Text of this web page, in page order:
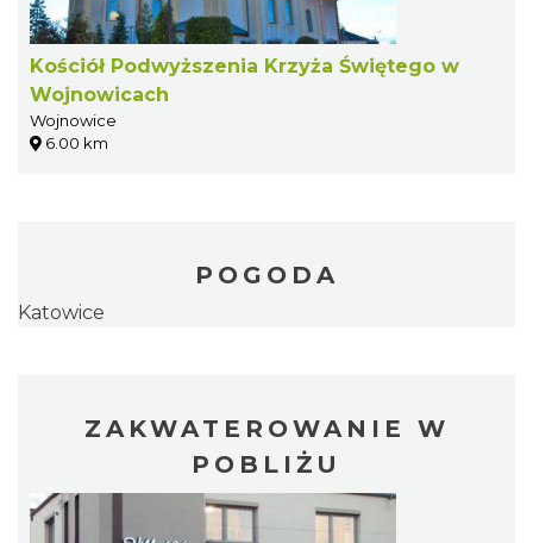
Kościół Podwyższenia Krzyża Świętego w
Wojnowicach
Wojnowice
6.00 km
POGODA
Katowice
ZAKWATEROWANIE W
POBLIŻU